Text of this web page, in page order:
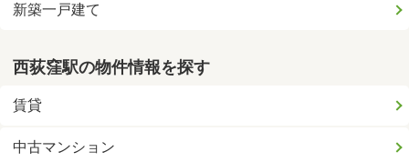
新築一戸建て
西荻窪駅の物件情報を探す
賃貸
中古マンション